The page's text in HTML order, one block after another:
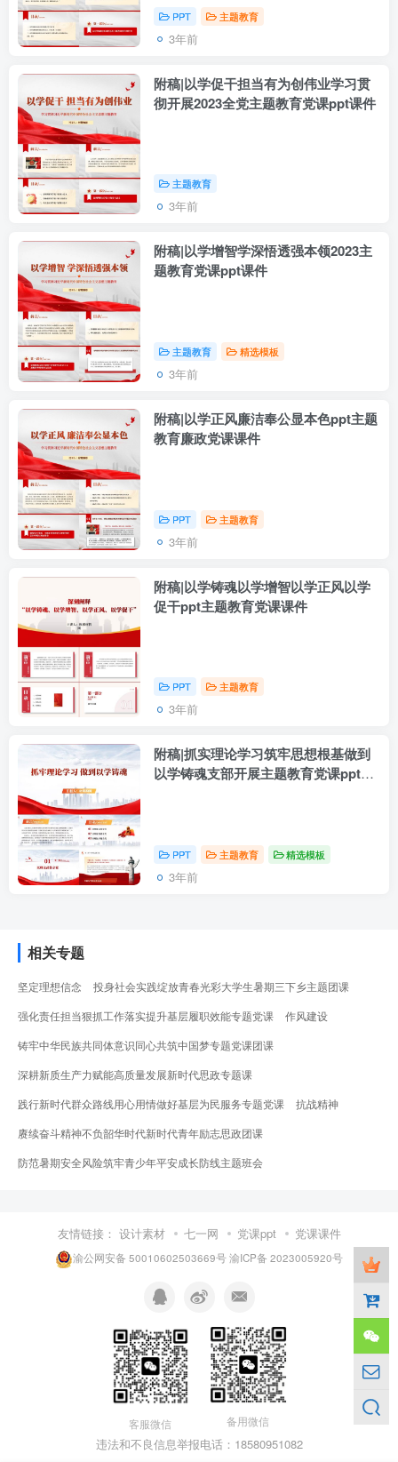
PPT 主题教育
3年前
附稿|以学促干担当有为创伟业学习贯
彻开展2023全党主题教育党课ppt课件
主题教育
3年前
附稿|以学增智学深悟透强本领2023主
题教育党课ppt课件
主题教育 精选模板
3年前
附稿|以学正风廉洁奉公显本色ppt主题
教育廉政党课课件
PPT 主题教育
3年前
附稿|以学铸魂以学增智以学正风以学
促干ppt主题教育党课课件
PPT 主题教育
3年前
附稿|抓实理论学习筑牢思想根基做到
以学铸魂支部开展主题教育党课ppt课
PPT 主题教育 精选模板
3年前
相关专题
坚定理想信念
投身社会实践绽放青春光彩大学生暑期三下乡主题团课
强化责任担当狠抓工作落实提升基层履职效能专题党课
作风建设
铸牢中华民族共同体意识同心共筑中国梦专题党课团课
深耕新质生产力赋能高质量发展新时代思政专题课
践行新时代群众路线用心用情做好基层为民服务专题党课
抗战精神
赓续奋斗精神不负韶华时代新时代青年励志思政团课
防范暑期安全风险筑牢青少年平安成长防线主题班会
友情链接： 设计素材 七一网 党课ppt 党课课件
渝公网安备 50010602503669号渝ICP备 2023005920号
客服微信 备用微信
违法和不良信息举报电话：18580951082